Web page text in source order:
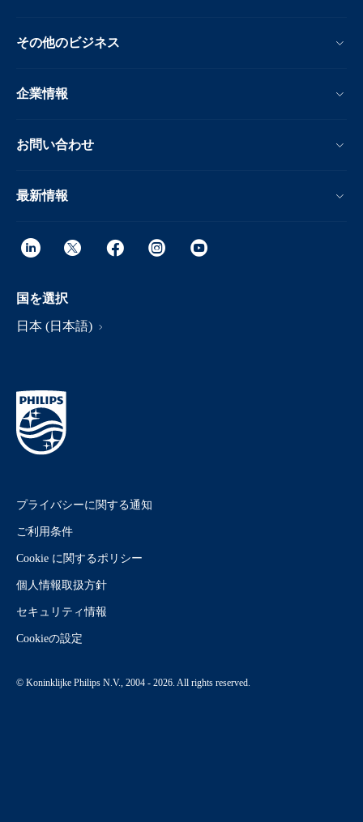
その他のビジネス
企業情報
お問い合わせ
最新情報
国を選択
日本 (日本語)
プライバシーに関する通知
ご利用条件
Cookie に関するポリシー
個人情報取扱方針
セキュリティ情報
Cookieの設定
© Koninklijke Philips N.V., 2004 - 2026. All rights reserved.